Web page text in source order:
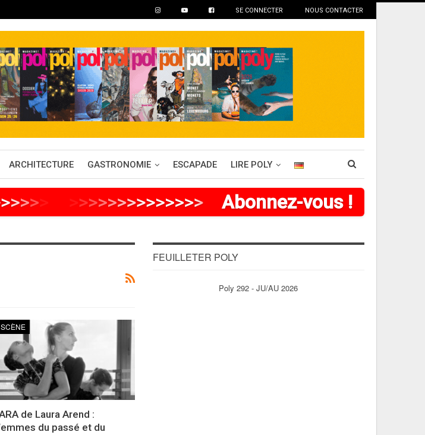
SE CONNECTER NOUS CONTACTER
ARCHITECTURE GASTRONOMIE ESCAPADE LIRE POLY
>>>> >>>> >>>>>>>> Abonnez-vous !
SCÈNE
de Laura Arend :
du passé et du
FEUILLETER POLY
Poly 292 - JU/AU 2026